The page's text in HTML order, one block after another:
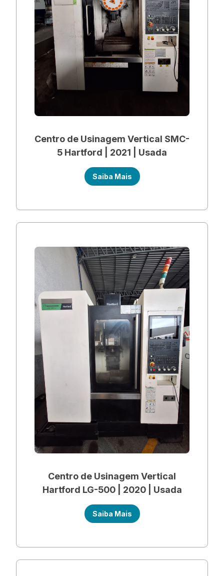
Centro de Usinagem Vertical SMC-
5 Hartford | 2021 | Usada
Saiba Mais
Centro de Usinagem Vertical
Hartford LG-500 | 2020 | Usada
Saiba Mais